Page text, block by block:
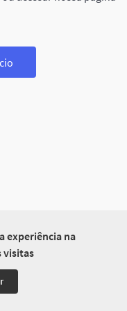
experiência na
visitas